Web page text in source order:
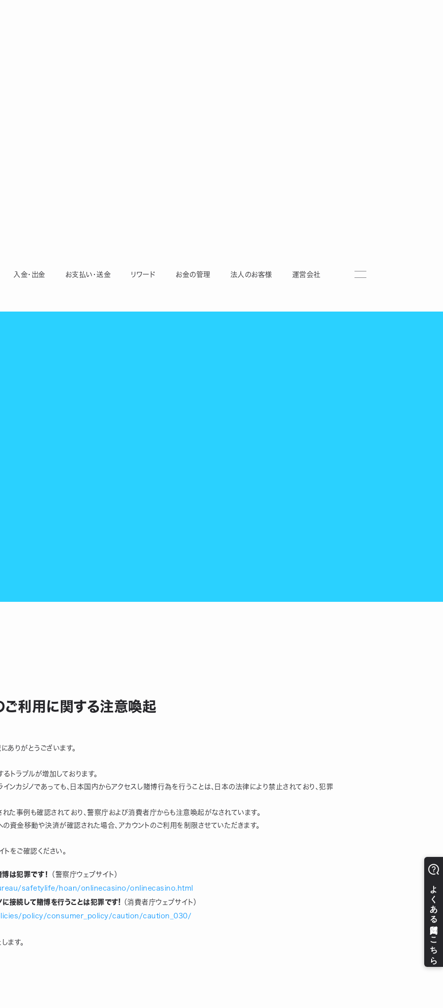
入金・出金 お支払い・送金 リワード お金の管理 法人のお客様 運営会社
ご利用に関する注意喚起
ありがとうございます。
トラブルが増加しております。
ンカジノであっても、日本国内からアクセスし賭博行為を行うことは、日本の法律により禁止されており、犯罪
た事例も確認されており、警察庁および消費者庁からも注意喚起がなされています。
の資金移動や決済が確認された場合、アカウントのご利用を制限させていただきます。
をご確認ください。
は犯罪です！
（警察庁ウェブサイト）
safetylife/hoan/onlinecasino/onlinecasino.html
接続して賭博を行うことは犯罪です! （消費者庁ウェブサイト）
policy/consumer_policy/caution/caution_030/
ます。